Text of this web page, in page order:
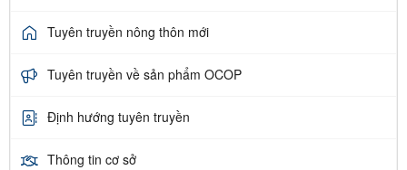
Tuyên truyền nông thôn mới
Tuyên truyền về sản phẩm OCOP
Định hướng tuyên truyền
Thông tin cơ sở